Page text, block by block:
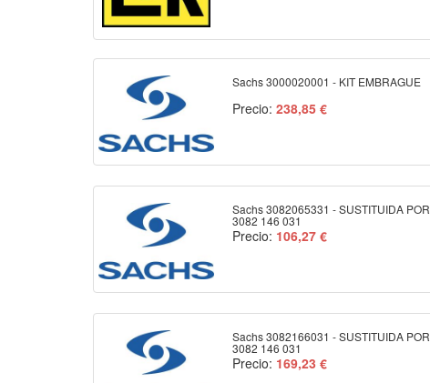
Sachs 3000020001 - KIT EMBRAGUE
Precio:238,85 €
Sachs 3082065331 - SUSTITUIDA POR
3082 146 031
Precio: 106,27 €
Sachs 3082166031 - SUSTITUIDA POR
3082 146 031
Precio: 169,23 €